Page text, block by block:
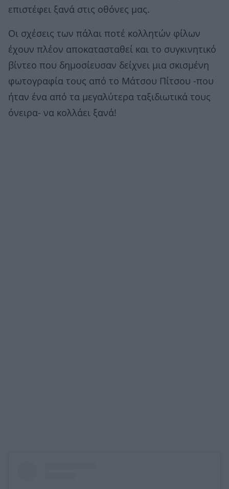
επιστέφει ξανά στις οθόνες μας.
Οι σχέσεις των πάλαι ποτέ κολλητών φίλων
έχουν πλέον αποκατασταθεί και το συγκινητικό
βίντεο που δημοσίευσαν δείχνει μια σκισμένη
φωτογραφία τους από το Μάτσου Πίτσου -που
ήταν ένα από τα μεγαλύτερα ταξιδιωτικά τους
όνειρα- να κολλάει ξανά!